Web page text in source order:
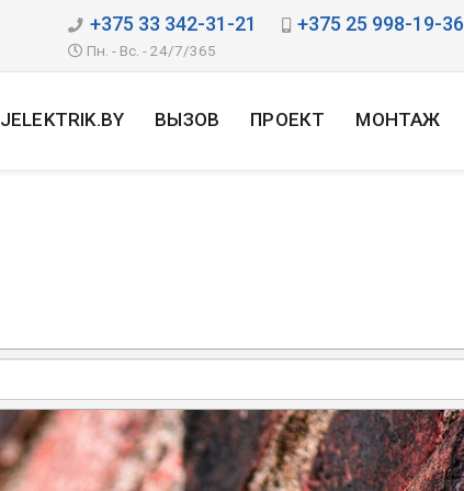
+375 33 342-31-21 +375 25 998-19-36
Пн. - Вс. - 24/7/365
JELEKTRIK.BY ВЫЗОВ ПРОЕКТ МОНТАЖ